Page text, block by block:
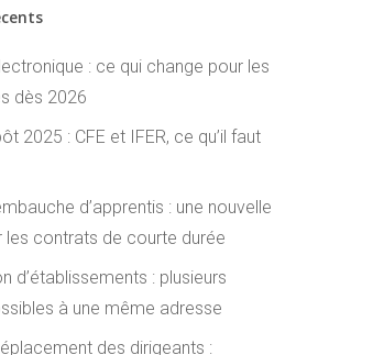
: ce qui change pour les
dès 2026
2025 : CFE et IFER, ce qu’il faut
d’apprentis : une nouvelle
les contrats de courte durée
d’établissements : plusieurs
à une même adresse
des dirigeants :